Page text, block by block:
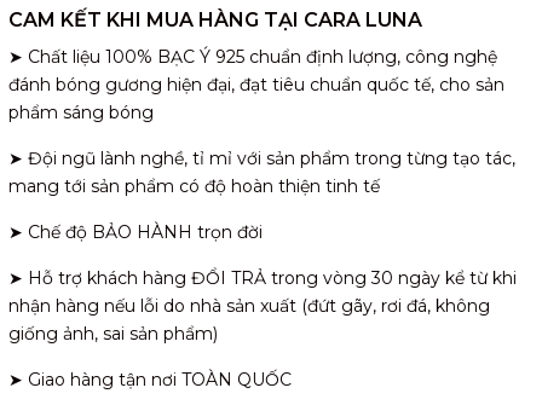
CAM KẾT KHI MUA HÀNG TẠI CARA LUNA
➤ Chất liệu 100% BẠC Ý 925 chuẩn định lượng, công nghệ
đánh bóng gương hiện đại, đạt tiêu chuẩn quốc tế, cho sản
phẩm sáng bóng
➤ Đội ngũ lành nghề, tỉ mỉ với sản phẩm trong từng tạo tác,
mang tới sản phẩm có độ hoàn thiện tinh tế
➤ Chế độ BẢO HÀNH trọn đời
➤ Hỗ trợ khách hàng ĐỔI TRẢ trong vòng 30 ngày kể từ khi
nhận hàng nếu lỗi do nhà sản xuất (đứt gãy, rơi đá, không
giống ảnh, sai sản phẩm)
➤ Giao hàng tận nơi TOÀN QUỐC